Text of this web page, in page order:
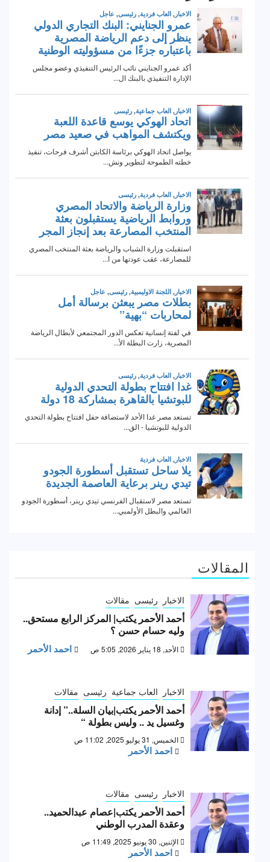
المقالات
الاخبار رئيسى مقالات
أحمد الأحمر يكتب| المركز الرابع مستحق..
وليه حسام حسن ؟
الأحد, 18 يناير 2026, 5:05 ص احمد الأحمر
الاخبار العاب جماعية رئيسى مقالات
أحمد الأحمر يكتب|بيان السلة..” إدانة
وغسيل يد .. وليس بطولة “
الخميس, 31 يوليو 2025, 11:02 ص
احمد الأحمر
الاخبار رئيسى مقالات
أحمد الأحمر يكتب|عصام عبدالحميد..
وعقدة المدرب الوطني
الإثنين, 30 يونيو 2025, 11:49 ص
احمد الأحمر